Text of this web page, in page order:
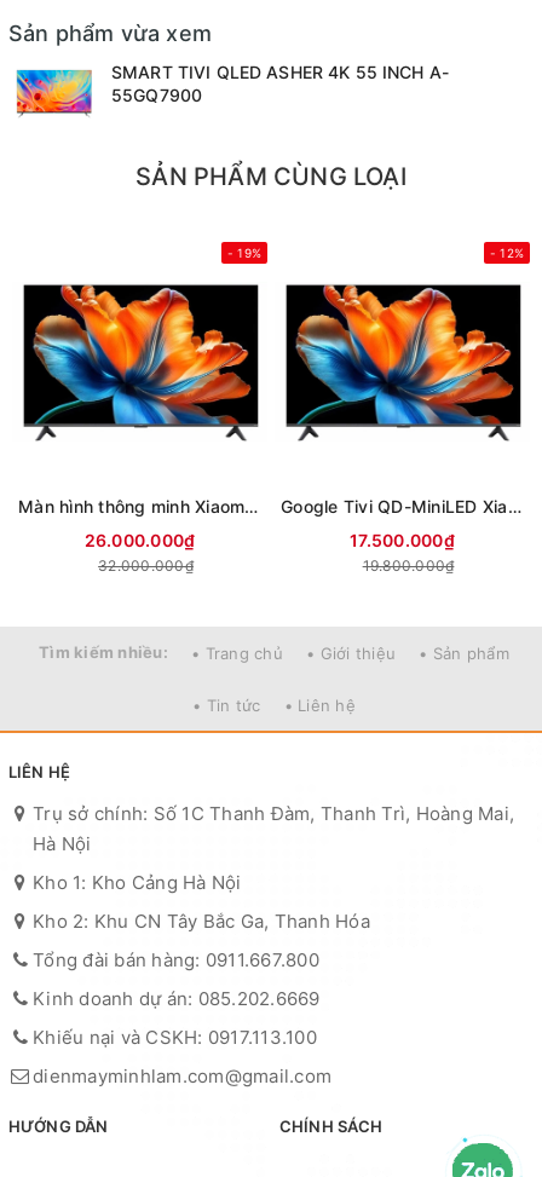
Sản phẩm vừa xem
SMART TIVI QLED ASHER 4K 55 INCH A-
55GQ7900
SẢN PHẨM CÙNG LOẠI
- 19%
Màn hình thông minh Xiaomi 4K 85 inch Smart Display S L85MC-STWN (Mới 2026)
26.000.000₫
32.000.000₫
- 12%
Google Tivi QD-MiniLED Xiaomi S 4K 75 inch L75MC-SSEA (Mới 2026)
17.500.000₫
19.800.000₫
Tìm kiếm nhiều: • Trang chủ • Giới thiệu • Sản phẩm
• Tin tức • Liên hệ
LIÊN HỆ
Trụ sở chính: Số 1C Thanh Đàm, Thanh Trì, Hoàng Mai,
Hà Nội
Kho 1: Kho Cảng Hà Nội
Kho 2: Khu CN Tây Bắc Ga, Thanh Hóa
Tổng đài bán hàng: 0911.667.800
Kinh doanh dự án: 085.202.6669
Khiếu nại và CSKH: 0917.113.100
dienmayminhlam.com@gmail.com
HƯỚNG DẪN CHÍNH SÁCH